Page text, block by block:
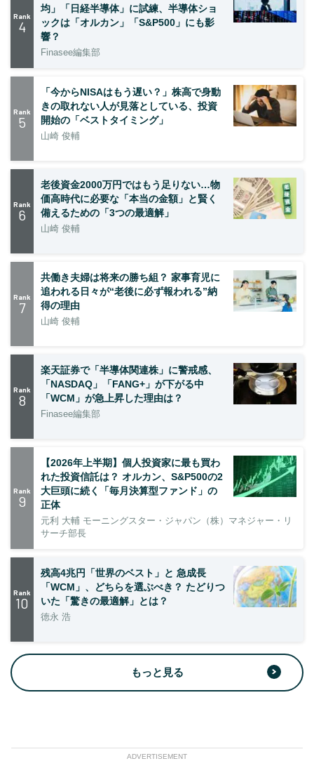
Rank
4
均」「日経半導体」に試練、半導体ショ
ックは「オルカン」「S&P500」にも影
響？
Finasee編集部
Rank
5
「今からNISAはもう遅い？」株高で身動
きの取れない人が見落としている、投資
開始の「ベストタイミング」
山崎 俊輔
Rank
6
老後資金2000万円ではもう足りない…物
価高時代に必要な「本当の金額」と賢く
備えるための「3つの最適解」
山崎 俊輔
Rank
7
共働き夫婦は将来の勝ち組？ 家事育児に
追われる日々が“老後に必ず報われる”納
得の理由
山崎 俊輔
Rank
8
楽天証券で「半導体関連株」に警戒感、
「NASDAQ」「FANG+」が下がる中
「WCM」が急上昇した理由は？
Finasee編集部
Rank
9
【2026年上半期】個人投資家に最も買わ
れた投資信託は？ オルカン、S&P500の2
大巨頭に続く「毎月決算型ファンド」の
正体
元利 大輔 モーニングスター・ジャパン（株）マネジャー・リ
サーチ部長
Rank
10
残高4兆円「世界のベスト」と 急成長
「WCM」、どちらを選ぶべき？ たどりつ
いた「驚きの最適解」とは？
徳永 浩
もっと見る
ADVERTISEMENT